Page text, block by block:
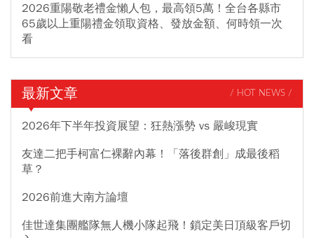
2026重陽敬老禮金懶人包，最高領5萬！全台各縣市
65歲以上重陽禮金領取資格、發放金額、何時領一次
看
最新文章 / HOT NEWS /
2026年下半年投資展望：狂熱漲勢 vs 嚴峻現實
友達二把手柯富仁裸辭內幕！「落後群創」成最後稻
草？
2026前進大南方論壇
佳世達集團艦隊無人機小隊起飛！鎖定美日頂級客戶切